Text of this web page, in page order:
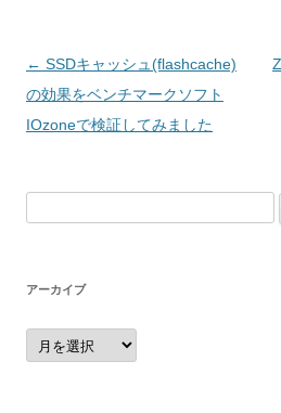
投
稿
ナ
← SSDキャッシュ(flashcache)
の効果をベンチマークソフト
IOzoneで検証してみました
索:
アーカイブ
ア
ー
カ